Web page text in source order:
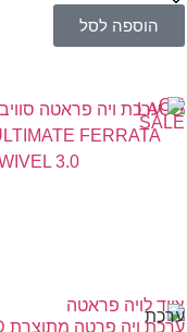
הוספה לסל
ON
SALE
LACD
ציוד לויה פראטה